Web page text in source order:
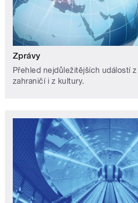
Zprávy
Přehled nejdůležitějších událostí
zahraničí i z kultury.